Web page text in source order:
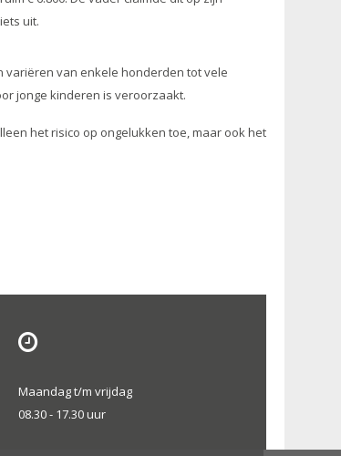
uit.
variëren van enkele honderden tot vele
jonge kinderen is veroorzaakt.
het risico op ongelukken toe, maar ook het
Maandag t/m vrijdag
08.30 - 17.30 uur